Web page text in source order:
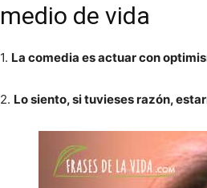
medio de vida
1. La comedia es actuar con
2. Lo siento, si tuvieses razón,